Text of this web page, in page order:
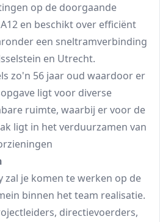
op de doorgaande
en beschikt over efficiënt
een sneltramverbinding
en Utrecht.
zo'n 56 jaar oud waardoor er
ligt voor diverse
ruimte, waarbij er voor de
ligt in het verduurzamen van
zal je komen te werken op de
binnen het team realisatie.
directievoerders,